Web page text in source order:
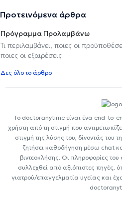
Προτεινόμενα άρθρα
Πρόγραμμα Προλαμβάνω
Τι περιλαμβάνει, ποιες οι
ποιες οι εξαιρέσεις
Δες όλο το άρθρο
Το doctoranytime είναι ένα end-to-
χρήστη από τη στιγμή που
στιγμή της λύσης του, δίνοντάς του
ζητήσει καθοδήγηση μέσω chat
βιντεοκλήσης. Οι πληροφορίες
συλλεχθεί από αξιόπιστες πηγές,
γιατρού/επαγγελματία υγείας και